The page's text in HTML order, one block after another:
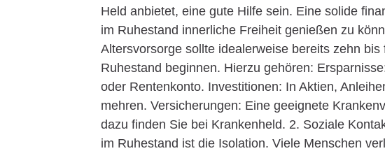
Held anbietet, eine gute Hilfe sein. Eine solide
im Ruhestand innerliche Freiheit genießen zu
Altersvorsorge sollte idealerweise bereits zehn
Ruhestand beginnen. Hierzu gehören:
oder Rentenkonto. Investitionen: In Aktien,
mehren. Versicherungen: Eine geeignete
dazu finden Sie bei Krankenheld. 2. Soziale
im Ruhestand ist die Isolation. Viele Menschen